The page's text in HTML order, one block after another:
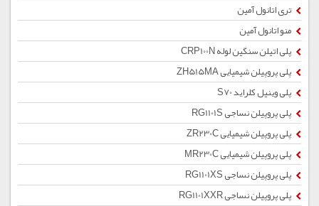
تری اتانول آمین
منو اتانول آمین
پلی اتیلن سنگین لوله CRP100N
پلی پروپیلن شیمیایی ZH515MA
پلی وینیل کلراید S70
پلی پروپیلن نساجی RG1101S
پلی پروپیلن شیمیایی ZR230C
پلی پروپیلن شیمیایی MR230C
پلی پروپیلن نساجی RG1101XS
پلی پروپیلن نساجی RG1101XXR